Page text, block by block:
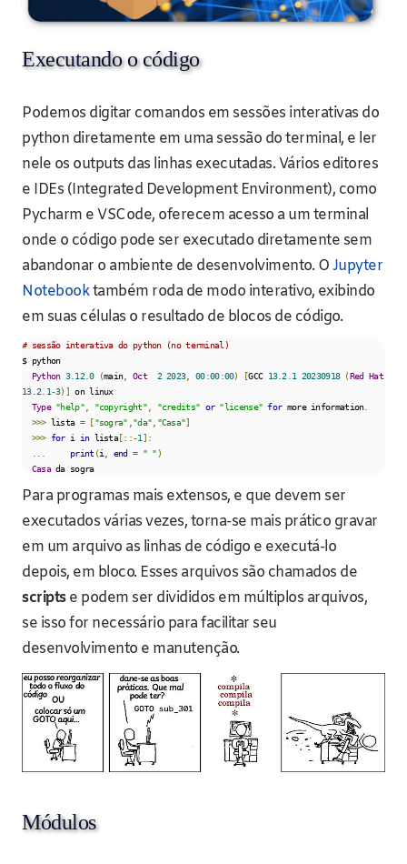
Executando o código
Podemos digitar comandos em sessões interativas do
python diretamente em uma sessão do terminal, e ler
nele os outputs das linhas executadas. Vários editores
e IDEs (Integrated Development Environment), como
Pycharm e VSCode, oferecem acesso a um terminal
onde o código pode ser executado diretamente sem
abandonar o ambiente de desenvolvimento. OJupyter
Notebooktambém roda de modo interativo, exibindo
em suas células o resultado de blocos de código.
# sessão interativa do python (no terminal)
$ python
Python 3.12.0 (main, Oct 2 2023, 00:00:00) [GCC 13.2 1 20230918 (Red Hat
13.2 1-3)] on linux
Type "help", "copyright", "credits" or "license" for more information.
>>> lista = ["sogra" "da" "Casa"]
>>> for i in lista[::-1 ]:
print (i end = " " )
Casa da sogra
Para programas mais extensos, e que devem ser
executados várias vezes, torna-se mais prático gravar
em um arquivo as linhas de código e executá-lo
depois, em bloco. Esses arquivos são chamados de
scriptse podem ser divididos em múltiplos arquivos,
se isso for necessário para facilitar seu
desenvolvimento e manutenção.
Módulos